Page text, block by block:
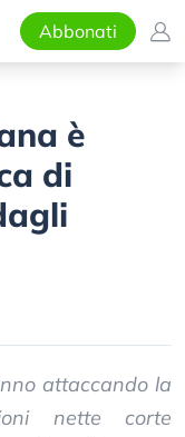
Abbonati
è
di
attaccando la
nette corte